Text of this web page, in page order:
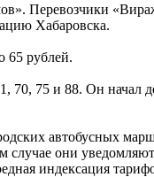
Перевозчики
Хабаровска.
65 рублей.
75 и 88. Он начал
автобусных
случае они
индексация